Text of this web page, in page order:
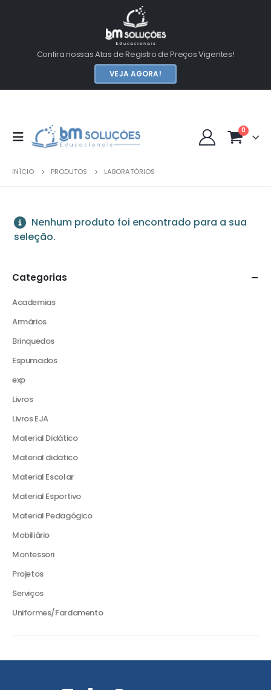
Confira nossas Atas de Registro de Preços Vigentes!
VEJA AGORA!
0
INÍCIO PRODUTOS LABORATÓRIOS
Nenhum produto foi encontrado para a sua
seleção.
Categorias
Academias
Armários
Brinquedos
Espumados
exp
Livros
Livros EJA
Material Didático
Material didatico
Material Escolar
Material Esportivo
Material Pedagógico
Mobiliário
Montessori
Projetos
Serviços
Uniformes/Fardamento